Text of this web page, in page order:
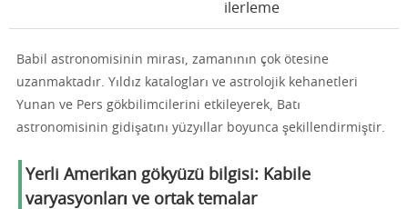
ilerleme
Babil astronomisinin mirası, zamanının çok ötesine
uzanmaktadır. Yıldız katalogları ve astrolojik kehanetleri
Yunan ve Pers gökbilimcilerini etkileyerek, Batı
astronomisinin gidişatını yüzyıllar boyunca şekillendirmiştir.
Yerli Amerikan gökyüzü bilgisi: Kabile
varyasyonları ve ortak temalar